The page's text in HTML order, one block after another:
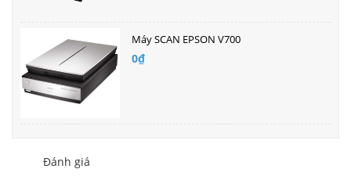
Máy SCAN EPSON V700
0₫
Đánh giá